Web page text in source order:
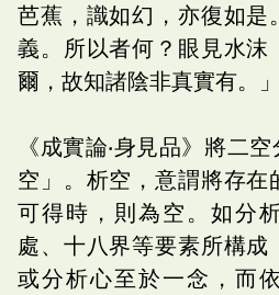
芭蕉，識如幻，亦復如是
義。所以者何？眼見水沫
爾，故知諸陰非真實有。」
《成實論‧身見品》將二
空」。析空，意謂將存在
可得時，則為空。如分
處、十八界等要素所構成
或分析心至於一念，而